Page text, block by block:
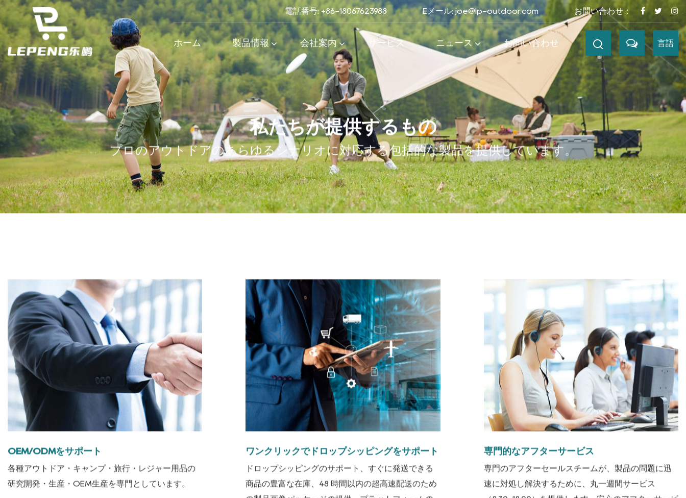
電話番号: +86-18067623988 Eメール:joe@lp-outdoor.com お問い合わせ：
ホーム 製品情報 会社案内 サービス ニュース お問い合わせ 言語
私たちが提供するもの
プロのアウトドアのあらゆるシナリオに対応する包括的な製品を提供しています。
OEM/ODMをサポート
各種アウトドア・キャンプ・旅行・レジャー用品の
ワンクリックでドロップシッピングをサポート
ドロップシッピングのサポート、すぐに発送できる
専門的なアフターサービス
専門のアフターセールスチームが、製品の問題に迅